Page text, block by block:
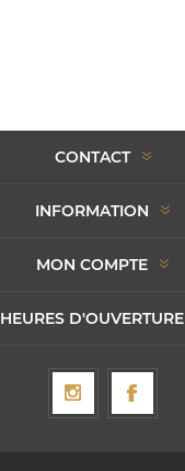
CONTACT
INFORMATION
MON COMPTE
HEURES D'OUVERTURE